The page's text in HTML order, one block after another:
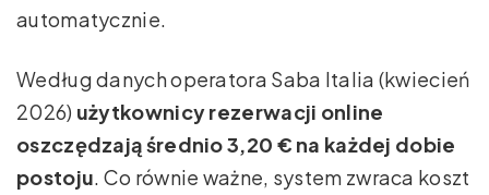
automatycznie.
Według danych operatora Saba Italia (kwiecień
2026) użytkownicy rezerwacji online
oszczędzają średnio 3,20 € na każdej dobie
postoju. Co równie ważne, system zwraca koszt